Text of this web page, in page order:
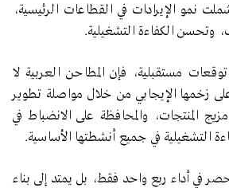
نمو الإيرادات في القطاعات الرئيسية،
وتحسن الكفاءة التشغيلية.
مستقبلية، فإن المطاحن العربية لا
زخمها الإيجابي من خلال مواصلة تطوير
المنتجات، والمحافظة على الانضباط في
التشغيلية في جميع أنشطتها الأساسية.
في أداء ربع واحد فقط، بل يمتد إلى بناء